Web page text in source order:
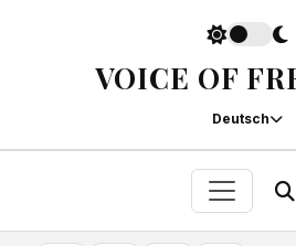
VOICE OF
Deutsch